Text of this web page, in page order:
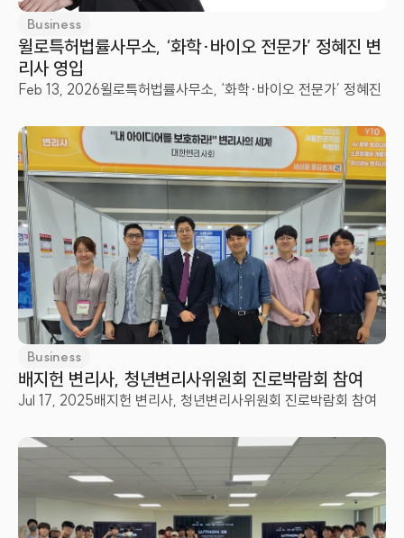
Business
윌로특허법률사무소, ‘화학·바이오 전문가’ 정혜진 변
리사 영입
Feb 13, 2026윌로특허법률사무소, ‘화학·바이오 전문가’ 정혜진 변
Business
배지헌 변리사, 청년변리사위원회 진로박람회 참여
Jul 17, 2025배지헌 변리사, 청년변리사위원회 진로박람회 참여